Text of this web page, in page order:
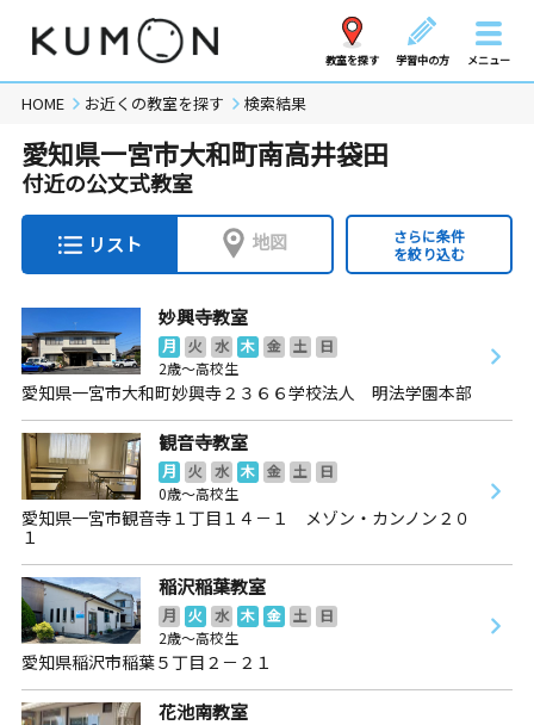
教室を探す 学習中の方 メニュー
HOME お近くの教室を探す 検索結果
愛知県一宮市大和町南高井袋田
付近の公文式教室
リスト 地図
さらに条件
を絞り込む
妙興寺教室
月 火 水 木 金 土
日
2歳～高校生
愛知県一宮市大和町妙興寺２３６６学校法人 明法学園本部
観音寺教室
月 火 水 木 金 土
日
0歳～高校生
愛知県一宮市観音寺１丁目１４－１ メゾン・カンノン２０
１
稲沢稲葉教室
月 火 水 木 金 土
日
2歳～高校生
愛知県稲沢市稲葉５丁目２－２１
花池南教室